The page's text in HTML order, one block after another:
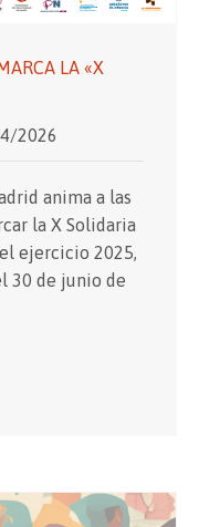
LA «X
2026
anima a las
la X Solidaria
ejercicio 2025,
30 de junio de